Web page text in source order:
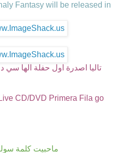
Fantasy will be released in
تاليا اصدرة اول حفلة الها
CD/DVD Primera Fila go
ماحبيت كلمة